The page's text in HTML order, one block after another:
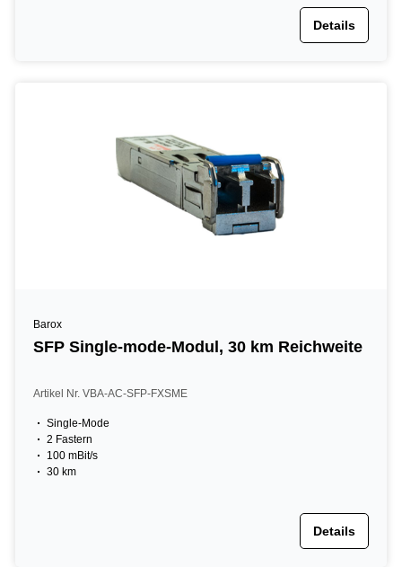
Details
Barox
SFP Single-mode-Modul, 30 km Reichweite
Artikel Nr. VBA-AC-SFP-FXSME
Single-Mode
2 Fastern
100 mBit/s
30 km
Details